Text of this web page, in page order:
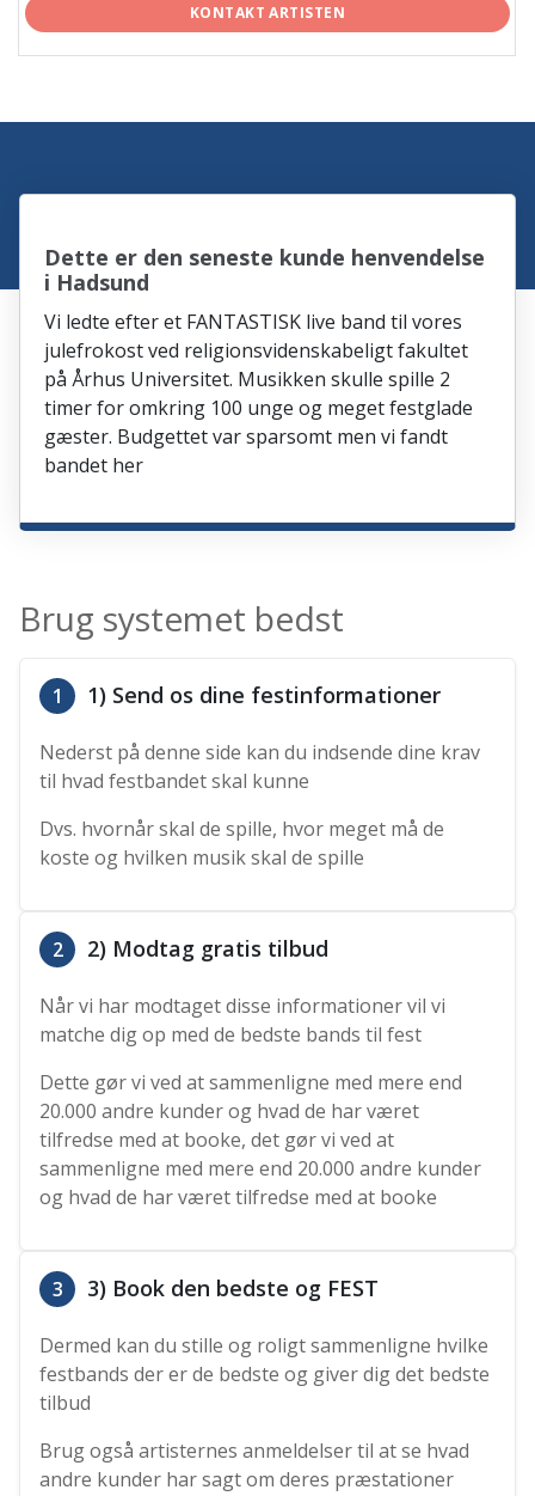
KONTAKT ARTISTEN
Dette er den seneste kunde henvendelse
i Hadsund
Vi ledte efter et FANTASTISK live band til vores
julefrokost ved religionsvidenskabeligt fakultet
på Århus Universitet. Musikken skulle spille 2
timer for omkring 100 unge og meget festglade
gæster. Budgettet var sparsomt men vi fandt
bandet her
Brug systemet bedst
1 1) Send os dine festinformationer
Nederst på denne side kan du indsende dine krav
til hvad festbandet skal kunne
Dvs. hvornår skal de spille, hvor meget må de
koste og hvilken musik skal de spille
2 2) Modtag gratis tilbud
Når vi har modtaget disse informationer vil vi
matche dig op med de bedste bands til fest
Dette gør vi ved at sammenligne med mere end
20.000 andre kunder og hvad de har været
tilfredse med at booke, det gør vi ved at
sammenligne med mere end 20.000 andre kunder
og hvad de har været tilfredse med at booke
3 3) Book den bedste og FEST
Dermed kan du stille og roligt sammenligne hvilke
festbands der er de bedste og giver dig det bedste
tilbud
Brug også artisternes anmeldelser til at se hvad
andre kunder har sagt om deres præstationer